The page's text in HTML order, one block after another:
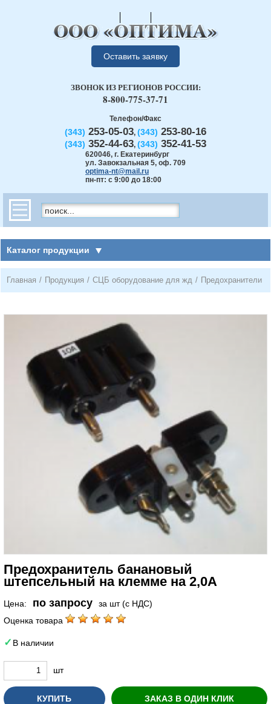
Оставить заявку
Телефон/Факс
(343) 253-05-03, (343) 253-80-16
(343) 352-44-63, (343) 352-41-53
620046, г. Екатеринбург
ул. Завокзальная 5, оф. 709
optima-nt@mail.ru
пн-пт: с 9:00 до 18:00
ЗВОНОК ИЗ РЕГИОНОВ РОССИИ:
8-800-775-37-71
Каталог продукции
Главная / Продукция / СЦБ оборудование для жд / Предохранители
Предохранитель банановый
штепсельный на клемме на 2,0А
Цена: по запросу
за шт (с НДС)
Оценка товара
В наличии
шт
КУПИТЬ ЗАКАЗ В ОДИН КЛИК